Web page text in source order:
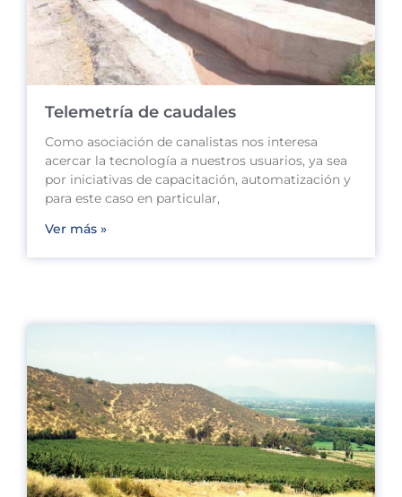
Telemetría de caudales
Como asociación de canalistas nos interesa
acercar la tecnología a nuestros usuarios, ya sea
por iniciativas de capacitación, automatización y
para este caso en particular,
Ver más »